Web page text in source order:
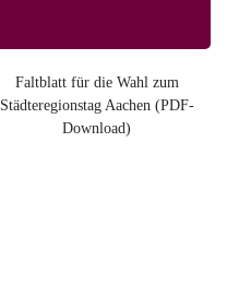
Faltblatt für die Wahl zum
Städteregionstag Aachen (PDF-
Download)